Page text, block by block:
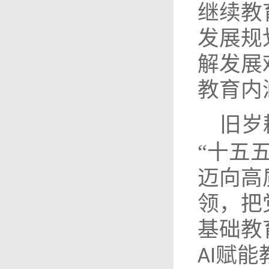
继续教
发展规
解发展
教育内
旧
“十五
迈向高
领，把
基础教
AI赋能